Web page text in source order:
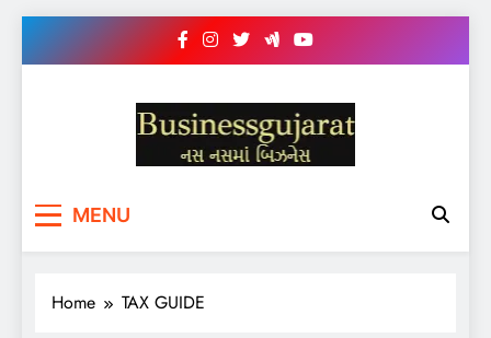
BUSINESS GUJARAT
MENU
Home TAX GUIDE